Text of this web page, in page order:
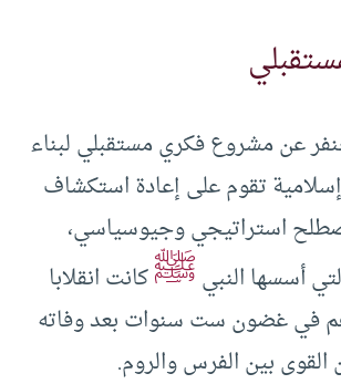
عن مشروع فكري مستقبلي لبناء
تقوم على إعادة استكشاف
استراتيجي وجيوسياسي،
أسسها النبيﷺكانت انقلابا
في غضون ست سنوات بعد وفاته
القوى بين الفرس والروم.